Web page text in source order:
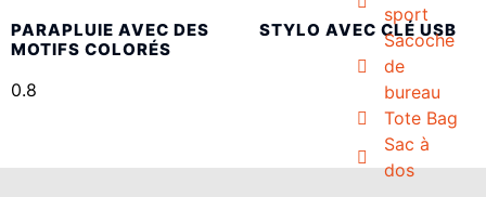
sport
Sacoche
de
bureau
Tote Bag
Sac à
dos
PARAPLUIE AVEC DES
MOTIFS COLORÉS
STYLO AVEC CLÉ USB